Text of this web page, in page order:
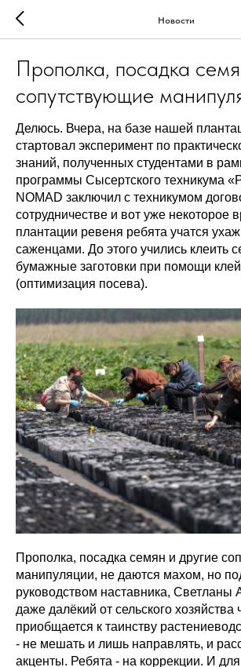
Новости
Прополка, посадка
сопутствующие
Делюсь. Вчера, на базе нашей
стартовал эксперимент по
знаний, полученных студентами в
программы Сысертского техникума
NOMAD заключил с техникумом
сотрудничестве и вот уже некоторое
плантации ревеня ребята учатся
саженцами. До этого учились клеить
бумажные заготовки при помощи
(оптимизация посева).
Прополка, посадка семян и другие
манипуляции, не даются махом, но
руководством наставника, Светланы
даже далёкий от сельского хозяйства
приобщается к таинству
- не мешать и лишь направлять, и
акценты. Ребята - на коррекции. И